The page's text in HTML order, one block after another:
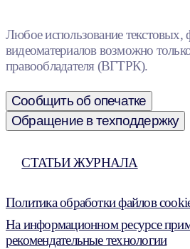
Любое использование текстовых,
видеоматериалов возможно
правообладателя (ВГТРК).
Сообщить об опечатке
Обращение в техподдержку
СТАТЬИ ЖУРНАЛА
Политика обработки файлов
На информационном ресурсе
рекомендательные технологии